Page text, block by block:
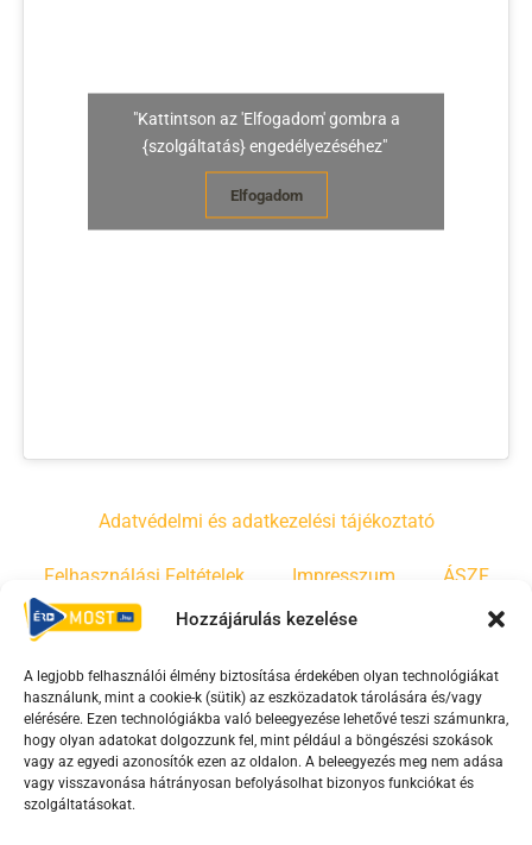
Hozzájárulás kezelése
A legjobb felhasználói élmény biztosítása érdekében olyan technológiákat
használunk, mint a cookie-k (sütik) az eszközadatok tárolására és/vagy
elérésére. Ezen technológiákba való beleegyezése lehetővé teszi számunkra,
hogy olyan adatokat dolgozzunk fel, mint például a böngészési szokások
vagy az egyedi azonosítók ezen az oldalon. A beleegyezés meg nem adása
vagy visszavonása hátrányosan befolyásolhat bizonyos funkciókat és
szolgáltatásokat.
"Kattintson az 'Elfogadom' gombra a
{szolgáltatás} engedélyezéséhez"
Elfogadom
Adatvédelmi és adatkezelési tájékoztató
Felhasználási Feltételek Impresszum ÁSZF
Irányelvek Moderálási szabályzat
F
a
c
e
Y
o
u
t
T
i
k